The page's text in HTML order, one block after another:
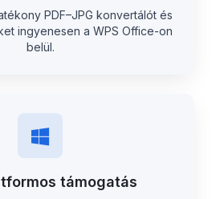
PDF–JPG konvertálót és
ingyenesen a WPS Office-on
belül.
támogatás